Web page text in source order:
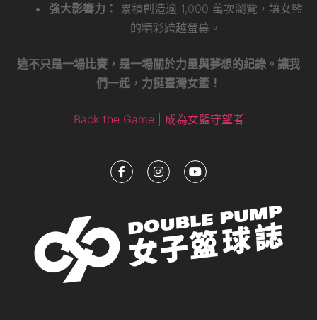
強大影響力：
累積創造逾 1,000 萬次瀏覽，讓女籃
的精彩跨越螢幕。
這不只是一場比賽，是一場關於力量與夢想的紀錄。讓我
們一起，力挺臺灣女籃！
Back the Game | 成為女籃守望者